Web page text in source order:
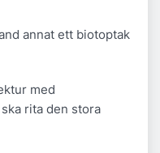
annat ett biotoptak
med
rita den stora